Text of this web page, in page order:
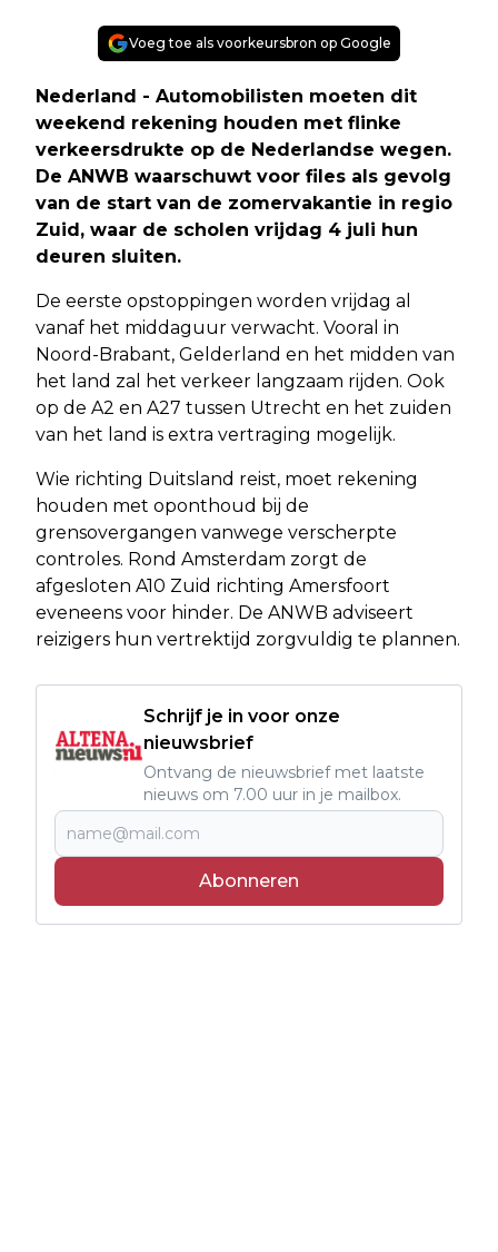
Voeg toe als voorkeursbron op Google
Nederland - Automobilisten moeten dit
weekend rekening houden met flinke
verkeersdrukte op de Nederlandse wegen.
De ANWB waarschuwt voor files als gevolg
van de start van de zomervakantie in regio
Zuid, waar de scholen vrijdag 4 juli hun
deuren sluiten.
De eerste opstoppingen worden vrijdag al
vanaf het middaguur verwacht. Vooral in
Noord-Brabant, Gelderland en het midden van
het land zal het verkeer langzaam rijden. Ook
op de A2 en A27 tussen Utrecht en het zuiden
van het land is extra vertraging mogelijk.
Wie richting Duitsland reist, moet rekening
houden met oponthoud bij de
grensovergangen vanwege verscherpte
controles. Rond Amsterdam zorgt de
afgesloten A10 Zuid richting Amersfoort
eveneens voor hinder. De ANWB adviseert
reizigers hun vertrektijd zorgvuldig te plannen.
Schrijf je in voor onze
nieuwsbrief
Ontvang de nieuwsbrief met laatste
nieuws om 7.00 uur in je mailbox.
Abonneren